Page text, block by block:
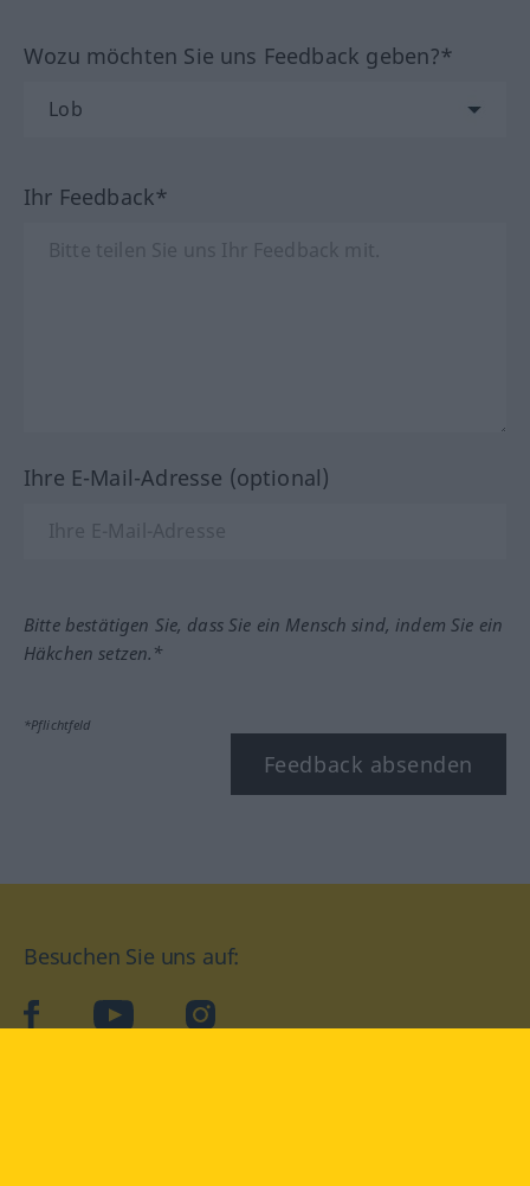
Wozu möchten Sie uns Feedback geben?*
Ihr Feedback*
Ihre E-Mail-Adresse (optional)
Bitte bestätigen Sie, dass Sie ein Mensch sind, indem Sie ein
Häkchen setzen.*
*Pflichtfeld
Feedback absenden
Besuchen Sie uns auf:
facebookYouTube Instagram